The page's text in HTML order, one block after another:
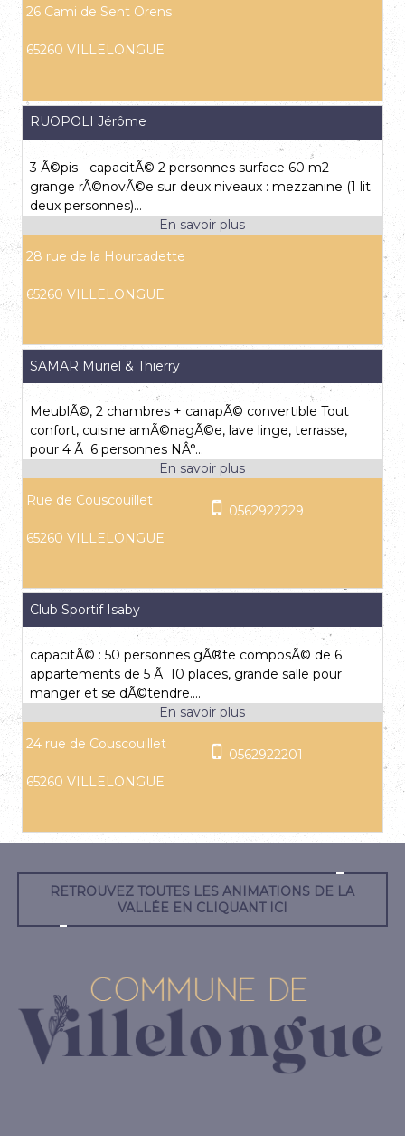
26 Cami de Sent Orens
65260 VILLELONGUE
RUOPOLI Jérôme
3 Ã©pis - capacitÃ© 2 personnes surface 60 m2
grange rÃ©novÃ©e sur deux niveaux : mezzanine (1 lit
deux personnes)...
28 rue de la Hourcadette
65260 VILLELONGUE
SAMAR Muriel & Thierry
MeublÃ©, 2 chambres + canapÃ© convertible Tout
confort, cuisine amÃ©nagÃ©e, lave linge, terrasse,
pour 4 Ã 6 personnes NÂ°...
Rue de Couscouillet
65260 VILLELONGUE
0562922229
Club Sportif Isaby
capacitÃ© : 50 personnes gÃ®te composÃ© de 6
appartements de 5 Ã 10 places, grande salle pour
manger et se dÃ©tendre....
24 rue de Couscouillet
65260 VILLELONGUE
0562922201
RETROUVEZ TOUTES LES ANIMATIONS DE LA
VALLÉE EN CLIQUANT ICI